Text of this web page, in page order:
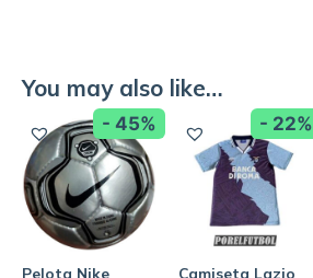
You may also like…
- 45%
Pelota Nike
- 22%
Camiseta Lazio